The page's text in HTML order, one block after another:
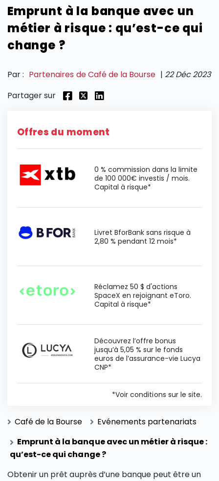
SECTIONS
Emprunt à la banque avec un
métier à risque : qu’est-ce qui
change ?
Par : Partenaires de Café de la Bourse | 22 Déc 2023
Partager sur
Offres du moment
0 % commission dans la limite
de 100 000€ investis / mois.
Capital à risque*
Livret BforBank sans risque à
2,80 % pendant 12 mois*
Réclamez 50 $ d'actions
SpaceX en rejoignant eToro.
Capital à risque*
Découvrez l’offre bonus
jusqu’à 5,05 % sur le fonds
euros de l’assurance-vie Lucya
CNP*
*Voir conditions sur le site.
Café de la Bourse
Evénements partenariats
Emprunt à la banque avec un métier à risque :
qu’est-ce qui change ?
Obtenir un prêt auprès d’une banque peut être un